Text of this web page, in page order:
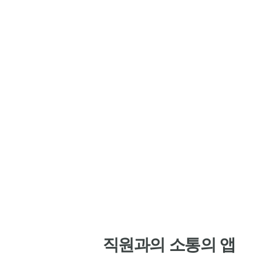
직원과의 소통의 앱